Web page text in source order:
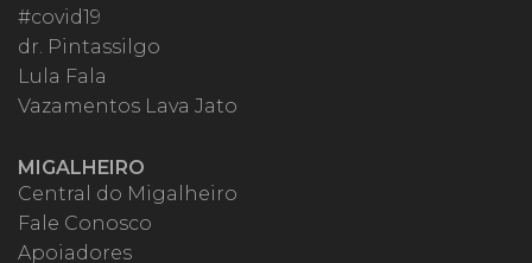
#covid19
dr. Pintassilgo
Lula Fala
Vazamentos Lava Jato
MIGALHEIRO
Central do Migalheiro
Fale Conosco
Apoiadores